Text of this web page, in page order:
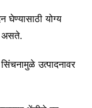
घेण्यासाठी योग्य
असते.
उत्पादनावर